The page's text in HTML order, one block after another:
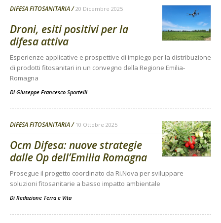
DIFESA FITOSANITARIA 20 Dicembre 2025
Droni, esiti positivi per la
difesa attiva
Esperienze applicative e prospettive di impiego per la distribuzione
di prodotti fitosanitari in un convegno della Regione Emilia-
Romagna
Di Giuseppe Francesco Sportelli
DIFESA FITOSANITARIA 10 Ottobre 2025
Ocm Difesa: nuove strategie
dalle Op dell’Emilia Romagna
Prosegue il progetto coordinato da Ri.Nova per sviluppare
soluzioni fitosanitarie a basso impatto ambientale
Di Redazione Terra e Vita